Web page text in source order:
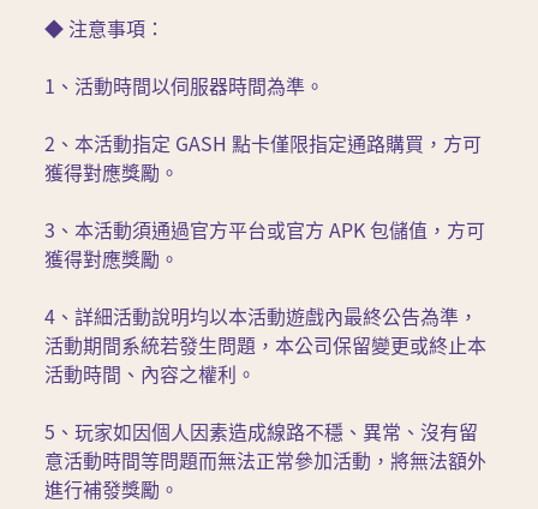
◆ 注意事項：
1、活動時間以伺服器時間為準。
2、本活動指定 GASH 點卡僅限指定通路購買，方可
獲得對應獎勵。
3、本活動須通過官方平台或官方 APK 包儲值，方可
獲得對應獎勵。
4、詳細活動說明均以本活動遊戲內最終公告為準，
活動期間系統若發生問題，本公司保留變更或終止本
活動時間、內容之權利。
5、玩家如因個人因素造成線路不穩、異常、沒有留
意活動時間等問題而無法正常參加活動，將無法額外
進行補發獎勵。